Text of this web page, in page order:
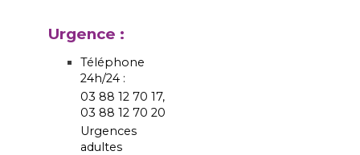
Urgence :
Téléphone
24h/24 :
03 88 12 70 17,
03 88 12 70 20
Urgences
adultes